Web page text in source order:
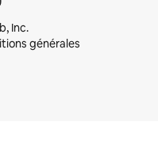
Inc.
générales